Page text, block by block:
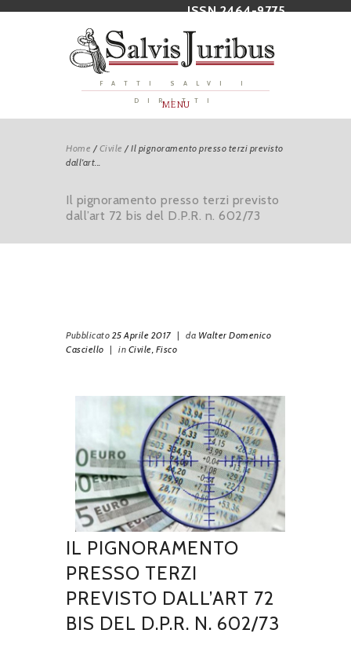
ISSN 2464-9775
FATTI SALVI I
DIRITTI
MENU
Home /Civile /Il pignoramento presso terzi previsto
dall’art...
Il pignoramento presso terzi previsto
dall’art 72 bis del D.P.R. n. 602/73
Pubblicato 25 Aprile 2017 | da Walter Domenico
Casciello | in Civile, Fisco
IL PIGNORAMENTO
PRESSO TERZI
PREVISTO DALL’ART 72
BIS DEL D.P.R. N. 602/73